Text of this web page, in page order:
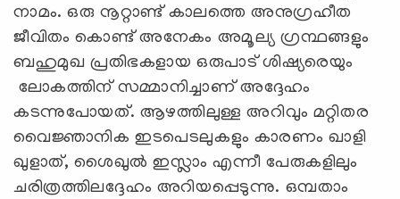
നാമം. ഒരു നൂറ്റാണ്ട് കാലത്തെ അനുഗ്രഹീത
ജീവിതം കൊണ്ട് അനേകം അമൂല്യ ഗ്രന്ഥങ്ങളും
ബഹുമുഖ പ്രതിഭകളായ ഒരുപാട് ശിഷ്യരെയും
ലോകത്തിന് സമ്മാനിച്ചാണ് അദ്ദേഹം
കടന്നുപോയത്. ആഴത്തിലുള്ള അറിവും മറ്റിതര
വൈജ്ഞാനിക ഇടപെടലുകളും കാരണം ഖാളി
ഖുളാത്, ശൈഖുൽ ഇസ്ലാം എന്നീ പേരുകളിലും
ചരിത്രത്തിലദ്ദേഹം അറിയപ്പെടുന്നു. ഒമ്പതാം